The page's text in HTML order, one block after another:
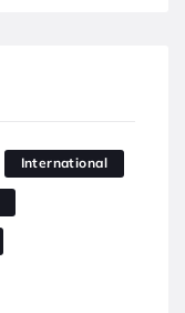
International